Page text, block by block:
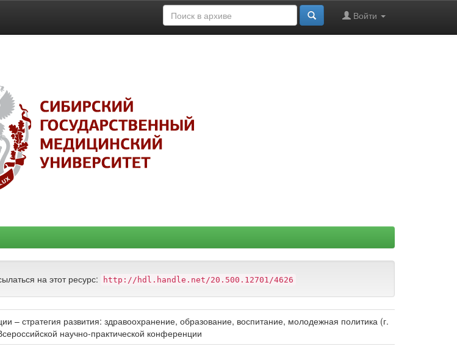
Войти
на этот ресурс: http://hdl.handle.net/20.500.12701/4626
– стратегия развития: здравоохранение, образование, воспитание, молодежная политика (г.
научно-практической конференции